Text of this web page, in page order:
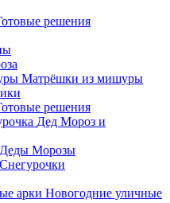
решения
Матрёшки из мишуры
решения
Дед Мороз и
Морозы
Новогодние уличные